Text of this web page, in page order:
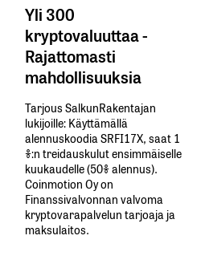
Yli 300
kryptovaluuttaa -
Rajattomasti
mahdollisuuksia
Tarjous SalkunRakentajan
lukijoille: Käyttämällä​ ​
alennuskoodia​ ​SRFI17X,​ ​saat​ ​1
%:n treidauskulut​ ​ensimmäiselle​ ​
kuukaudelle​ ​(50%​ ​alennus).
Coinmotion Oy on
Finanssivalvonnan valvoma
kryptovarapalvelun tarjoaja ja
maksulaitos.